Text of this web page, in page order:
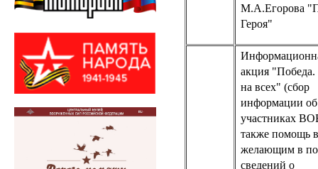
М.А.Егорова
Героя"
акция
на всех" (сбор
информации об
участниках
также помощь
желающим в
сведений о